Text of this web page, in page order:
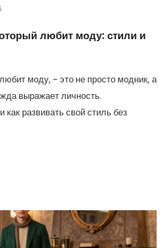
любит моду: стили и
моду, - это не просто модник, а
выражает личность.
как развивать свой стиль без